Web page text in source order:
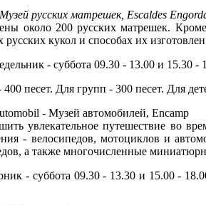
русских матрешек, Escaldes
около 200 русских матрешек.
кукол и способах их
- субботa 09.30 - 13.00 и 15.30 -
песет. Для групп - 300 песет. Для
- Музeй aвтомобилeй, Encamp
увлекательное путешествие во
- велосипедов, мотоциклов и
а также многочисленные
- субботa 09.30 - 13.30 и 15.00 -